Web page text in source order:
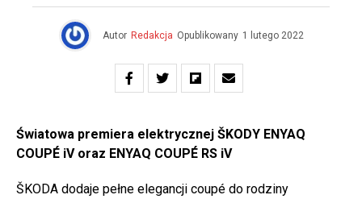
Autor Redakcja Opublikowany 1 lutego 2022
Światowa premiera elektrycznej ŠKODY ENYAQ
COUPÉ iV oraz ENYAQ COUPÉ RS iV
ŠKODA dodaje pełne elegancji coupé do rodziny